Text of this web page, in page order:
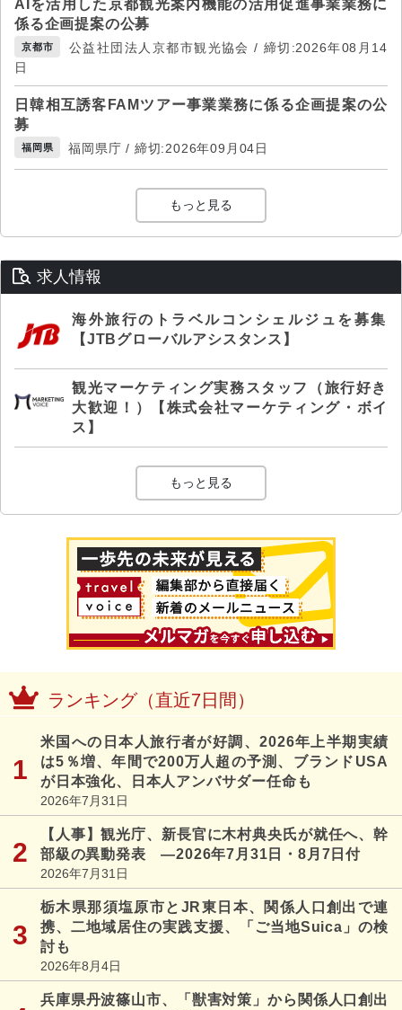
AIを活用した京都観光案内機能の活用促進事業業務に
係る企画提案の公募
京都市
公益社団法人京都市観光協会 / 締切:2026年08月14
日
日韓相互誘客FAMツアー事業業務に係る企画提案の公
募
福岡県 福岡県庁 / 締切:2026年09月04日
もっと見る
求人情報
海外旅行のトラベルコンシェルジュを募集
【JTBグローバルアシスタンス】
観光マーケティング実務スタッフ（旅行好き
大歓迎！）【株式会社マーケティング・ボイ
ス】
もっと見る
ランキング（直近7日間）
米国への日本人旅行者が好調、2026年上半期実績
は5％増、年間で200万人超の予測、ブランドUSA
が日本強化、日本人アンバサダー任命も
2026年7月31日
【人事】観光庁、新長官に木村典央氏が就任へ、幹
部級の異動発表 ―2026年7月31日・8月7日付
2026年7月31日
栃木県那須塩原市とJR東日本、関係人口創出で連
携、二地域居住の実践支援、「ご当地Suica」の検
討も
2026年8月4日
兵庫県丹波篠山市、「獣害対策」から関係人口創出